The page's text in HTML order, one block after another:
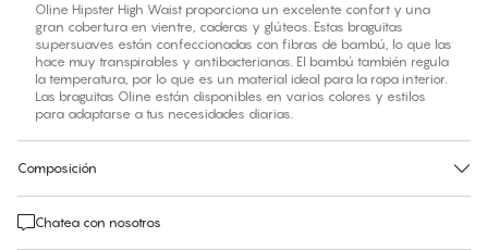
Oline Hipster High Waist proporciona un excelente confort y una
gran cobertura en vientre, caderas y glúteos. Estas braguitas
supersuaves están confeccionadas con fibras de bambú, lo que las
hace muy transpirables y antibacterianas. El bambú también regula
la temperatura, por lo que es un material ideal para la ropa interior.
Las braguitas Oline están disponibles en varios colores y estilos
para adaptarse a tus necesidades diarias.
Composición
Chatea con nosotros